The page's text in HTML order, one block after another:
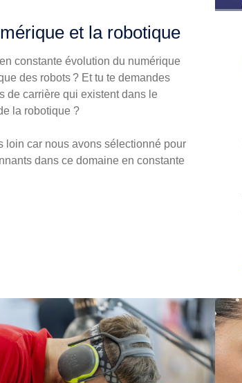
et la robotique
constante évolution du numérique
des robots ? Et tu te demandes
de carrière qui existent dans le
la robotique ?
loin car nous avons sélectionné pour
dans ce domaine en constante